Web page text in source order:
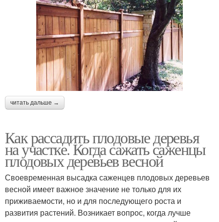
читать дальше →
Как рассадить плодовые деревья
на участке. Когда сажать саженцы
плодовых деревьев весной
Своевременная высадка саженцев плодовых деревьев
весной имеет важное значение не только для их
приживаемости, но и для последующего роста и
развития растений. Возникает вопрос, когда лучше